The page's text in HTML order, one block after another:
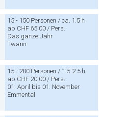
15 - 150 Personen / ca. 1.5 h
ab CHF 65.00 / Pers.
Das ganze Jahr
Twann
15 - 200 Personen / 1.5-2.5 h
ab CHF 20.00 / Pers.
01. April bis 01. November
Emmental